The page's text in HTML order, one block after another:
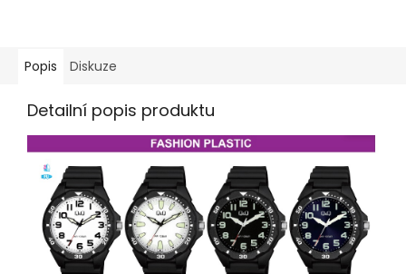
Popis Diskuze
Detailní popis produktu